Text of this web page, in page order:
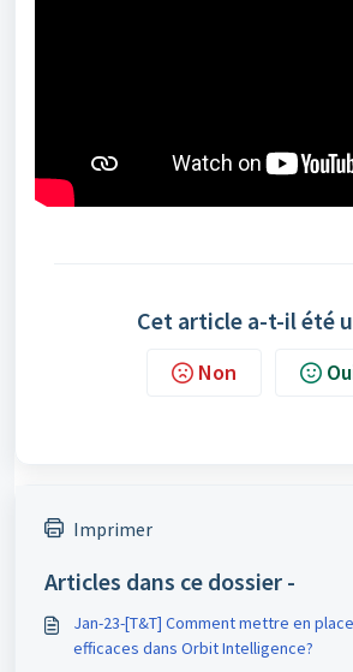
Cet article a-t-il été
Non
Imprimer
Articles dans ce dossier -
Jan-23-[T&T] Comment mettre en
efficaces dans Orbit Intelligence?